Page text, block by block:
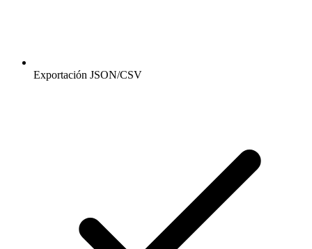
Exportación JSON/CSV